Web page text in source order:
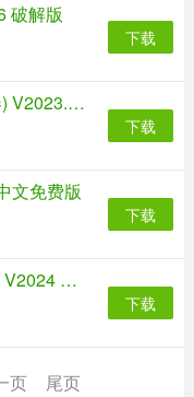
破解版
下载
JetBrains Rider(C#编辑器) V2023.3.3 官方版
下载
文免费版
下载
天问block图形化编程软件 V2024 官方正式版
下载
页 尾页